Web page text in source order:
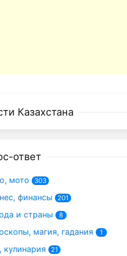
Казахстана
ответ
мото 303
финансы 201
и страны 8
магия, гадания 1
кулинария 21